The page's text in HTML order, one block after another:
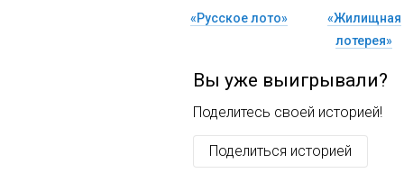
«Русское лото»
«Жилищная
лотерея»
Вы уже выигрывали?
Поделитесь своей историей!
Поделиться историей